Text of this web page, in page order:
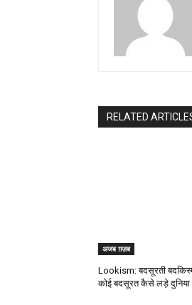
RELATED
अजब ग़ज़ब
Lookism: बदसूरती
कोई बदसूरत कैसे लड़े